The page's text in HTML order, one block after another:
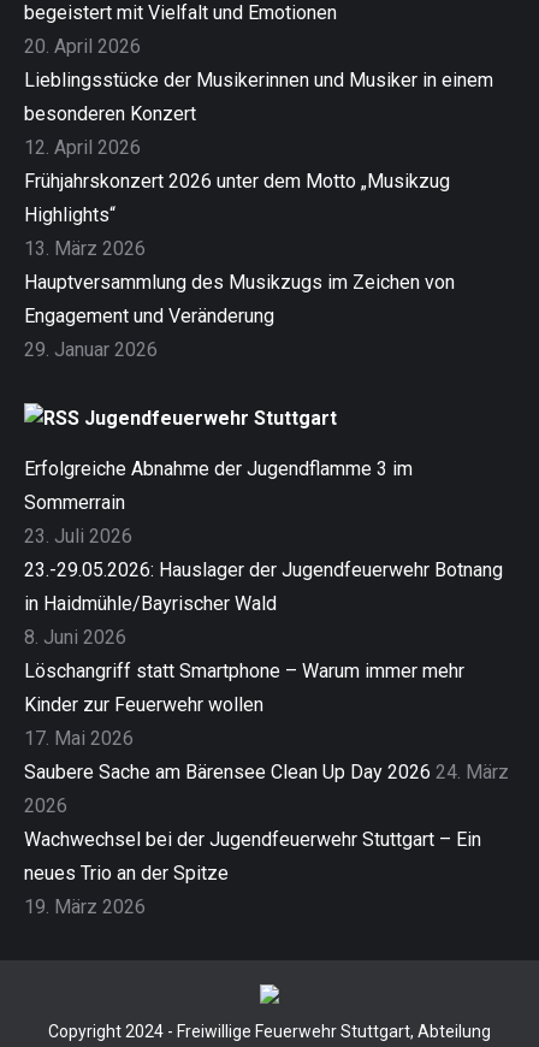
begeistert mit Vielfalt und Emotionen
20. April 2026
Lieblingsstücke der Musikerinnen und Musiker in einem
besonderen Konzert
12. April 2026
Frühjahrskonzert 2026 unter dem Motto „Musikzug
Highlights“
13. März 2026
Hauptversammlung des Musikzugs im Zeichen von
Engagement und Veränderung
29. Januar 2026
Jugendfeuerwehr Stuttgart
Erfolgreiche Abnahme der Jugendflamme 3 im
Sommerrain
23. Juli 2026
23.-29.05.2026: Hauslager der Jugendfeuerwehr Botnang
in Haidmühle/Bayrischer Wald
8. Juni 2026
Löschangriff statt Smartphone – Warum immer mehr
Kinder zur Feuerwehr wollen
17. Mai 2026
Saubere Sache am Bärensee Clean Up Day 2026 24. März
2026
Wachwechsel bei der Jugendfeuerwehr Stuttgart – Ein
neues Trio an der Spitze
19. März 2026
Copyright 2024 - Freiwillige Feuerwehr Stuttgart, Abteilung